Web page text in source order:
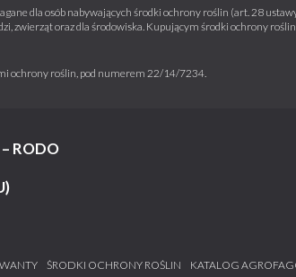
dla osób nabywających środki ochrony roślin (art. 28
zwierząt oraz dla środowiska. Kupującym środki ochrony roślin
ochrony roślin, pod numerem 22/14/7234.
RODO
ŚRODKI OCHRONY ROŚLIN KATALOG